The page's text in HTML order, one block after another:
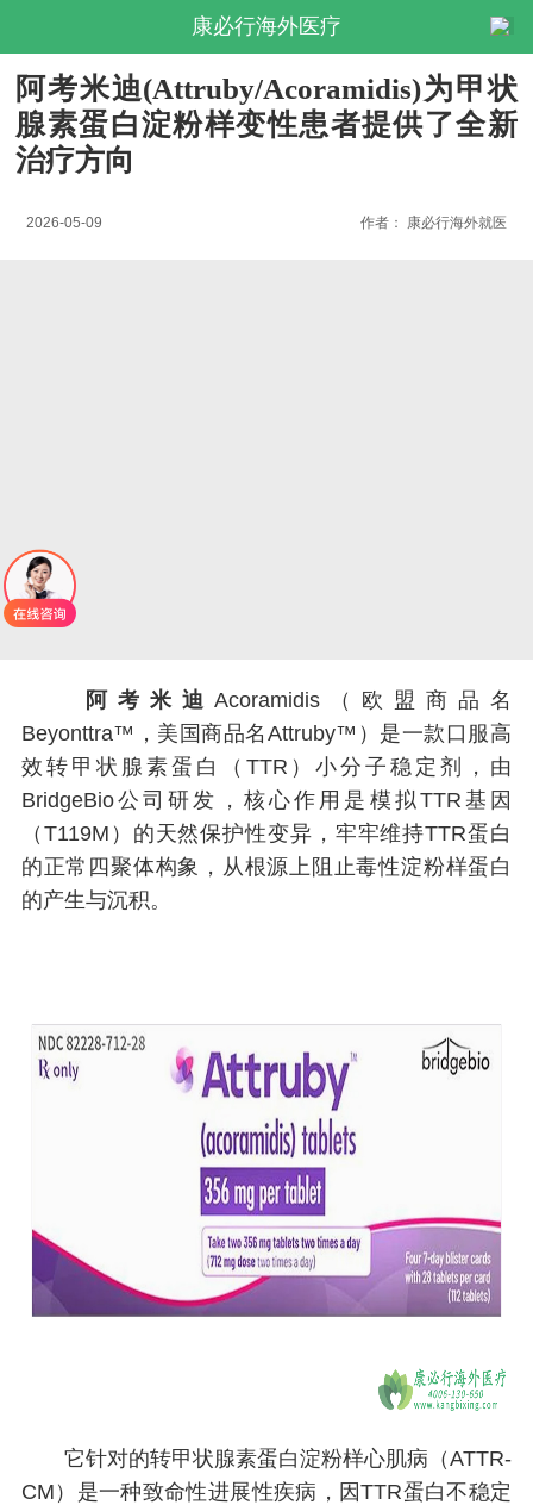
康必行海外医疗
阿考米迪(Attruby/Acoramidis)为甲状
腺素蛋白淀粉样变性患者提供了全新
治疗方向
2026-05-09 作者： 康必行海外就医
阿考米迪 Acoramidis（欧盟商品名
Beyonttra™，美国商品名Attruby™）是一款口服高
效转甲状腺素蛋白（TTR）小分子稳定剂，由
BridgeBio公司研发，核心作用是模拟TTR基因
（T119M）的天然保护性变异，牢牢维持TTR蛋白
的正常四聚体构象，从根源上阻止毒性淀粉样蛋白
的产生与沉积。
它针对的转甲状腺素蛋白淀粉样心肌病（ATTR-
CM）是一种致命性进展性疾病，因TTR蛋白不稳定